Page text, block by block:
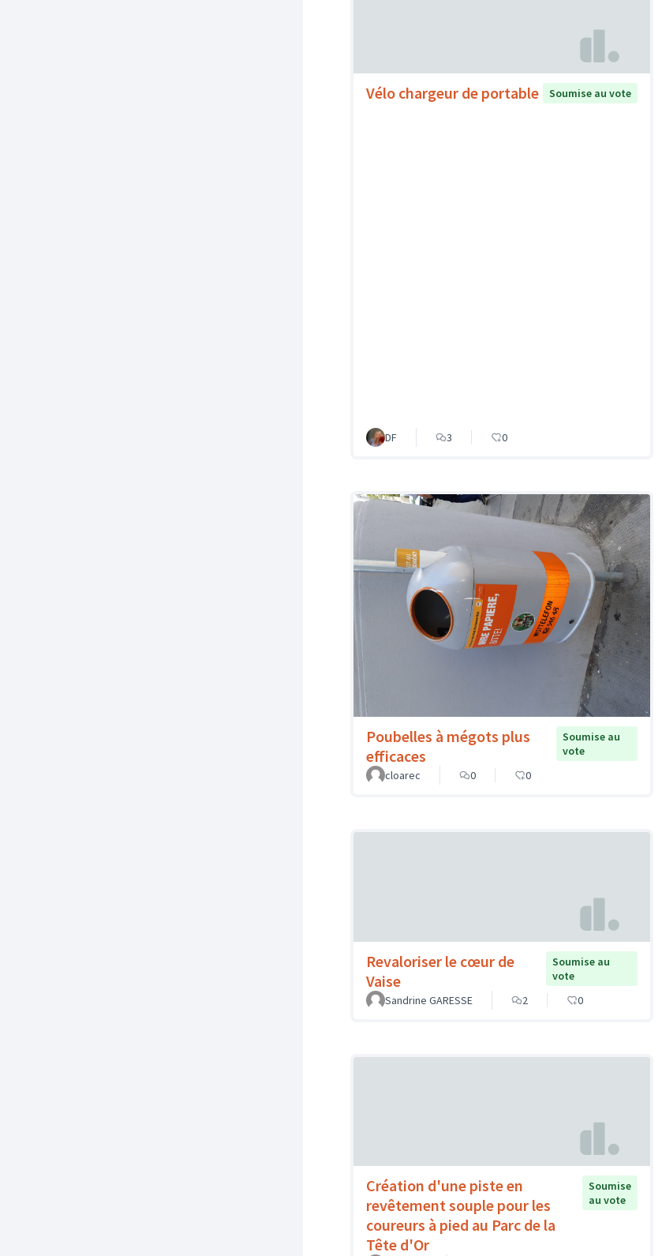
Vélo chargeur de portable Soumise au vote
DF 3 0
Poubelles à mégots plus
efficaces
Soumise au
vote
cloarec
0 0
Revaloriser le cœur de
Vaise
Soumise au
vote
Sandrine GARESSE
2 0
Création d'une piste en
revêtement souple pour les
coureurs à pied au Parc de la
Tête d'Or
Soumise
au vote